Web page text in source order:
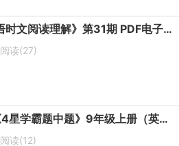
《快捷英语时文阅读理解》第31期 PDF电子版下载 七年级+八年级+中考
阅读(27)
2026秋《4星学霸题中题》9年级上册（英语）（译林版）PDF电子版下载
阅读(12)